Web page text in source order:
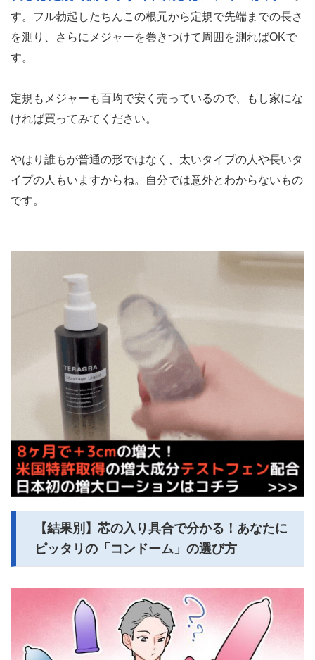
す。フル勃起したちんこの根元から定規で先端までの長さ
を測り、さらにメジャーを巻きつけて周囲を測ればOKで
す。
定規もメジャーも百均で安く売っているので、もし家にな
ければ買ってみてください。
やはり誰もが普通の形ではなく、太いタイプの人や長いタ
イプの人もいますからね。自分では意外とわからないもの
です。
【結果別】芯の入り具合で分かる！あなたに
ピッタリの「コンドーム」の選び方